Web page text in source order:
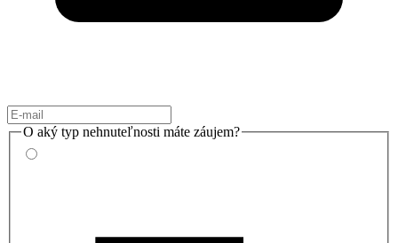
O aký typ nehnuteľnosti máte záujem?